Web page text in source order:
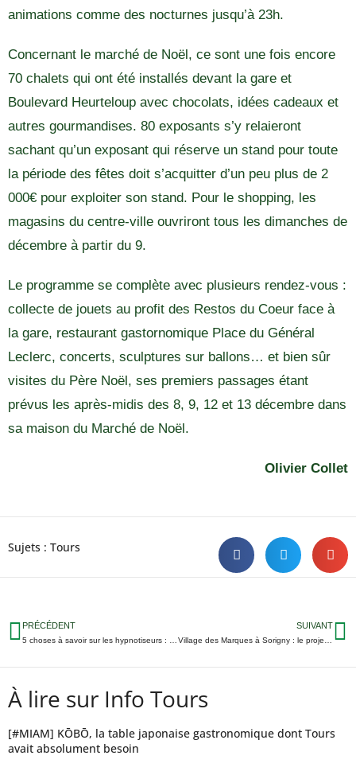
animations comme des nocturnes jusqu’à 23h.
Concernant le marché de Noël, ce sont une fois encore
70 chalets qui ont été installés devant la gare et
Boulevard Heurteloup avec chocolats, idées cadeaux et
autres gourmandises. 80 exposants s’y relaieront
sachant qu’un exposant qui réserve un stand pour toute
la période des fêtes doit s’acquitter d’un peu plus de 2
000€ pour exploiter son stand. Pour le shopping, les
magasins du centre-ville ouvriront tous les dimanches de
décembre à partir du 9.
Le programme se complète avec plusieurs rendez-vous :
collecte de jouets au profit des Restos du Coeur face à
la gare, restaurant gastornomique Place du Général
Leclerc, concerts, sculptures sur ballons… et bien sûr
visites du Père Noël, ses premiers passages étant
prévus les après-midis des 8, 9, 12 et 13 décembre dans
sa maison du Marché de Noël.
Olivier Collet
Sujets : Tours
PRÉCÉDENT
5 choses à savoir sur les hypnotiseurs : un Tourangeau vous dit tout
SUIVANT
Village des Marques à Sorigny : le projet enterré ?
À lire sur Info Tours
[#MIAM] KŌBŌ, la table japonaise gastronomique dont Tours
avait absolument besoin